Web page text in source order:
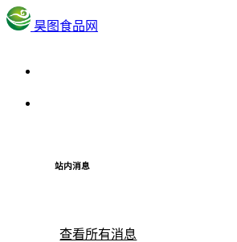
昊图食品网
站内消息
查看所有消息